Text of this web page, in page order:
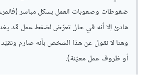
ضغوطات وصعوبات العمل بشكل مباشر
هادئ إلا أنه في حال تعرّض لضغط عمل قد
وهنا لا نقول عن هذا الشخص بأنه صارم
أو ظروف عمل معيّنة).